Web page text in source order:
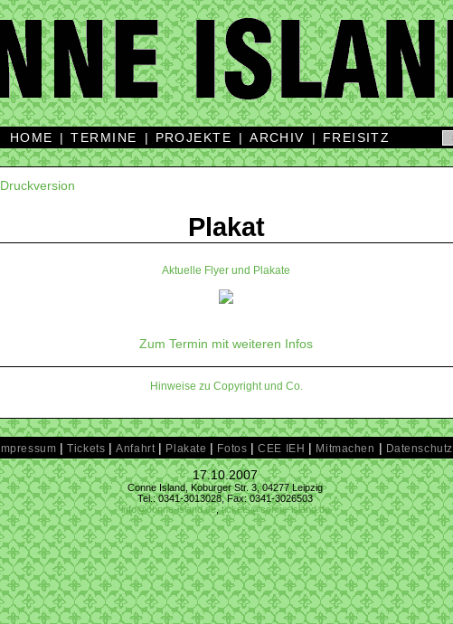
HOME |TERMINE | PROJEKTE |ARCHIV | FREISITZ
Druckversion
Plakat
Aktuelle Flyer und Plakate
Zum Termin mit weiteren Infos
Hinweise zu Copyright und Co.
Impressum |Tickets |Anfahrt | Plakate | Fotos |CEE IEH | Mitmachen | Datenschutz
17.10.2007
Conne Island, Koburger Str. 3, 04277 Leipzig
Tel.: 0341-3013028, Fax: 0341-3026503
info@conne-island.de,tickets@conne-island.de